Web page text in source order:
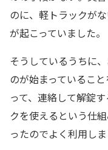
のに、軽トラックが
が起こっていました。
そうしているうちに
のが始まっているこ
って、連絡して解錠
クを使えるという仕
ったのでよく利用しま